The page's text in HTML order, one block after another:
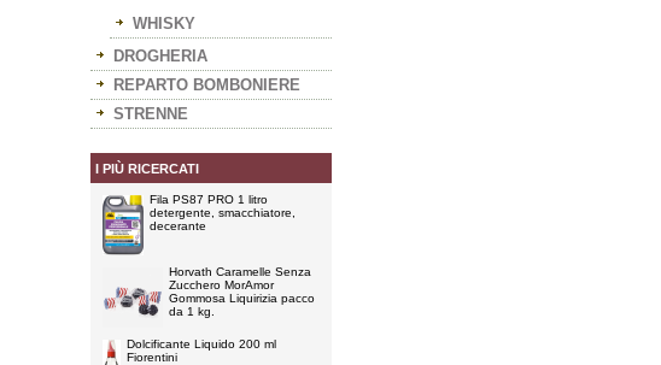
WHISKY
DROGHERIA
REPARTO BOMBONIERE
STRENNE
I PIÙ RICERCATI
Fila PS87 PRO 1 litro
detergente, smacchiatore,
decerante
Horvath Caramelle Senza
Zucchero MorAmor
Gommosa Liquirizia pacco
da 1 kg.
Dolcificante Liquido 200 ml
Fiorentini